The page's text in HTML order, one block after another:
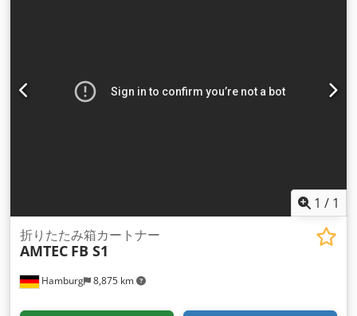
る。 部屋は外圧に対して自動的に過圧に調整され、ドアの圧力
差は15Paである。 換気の自動化により、「リーン」モードが
1 / 1
Hamburg 8,875 km
折りたたみ箱カートナー
AMTEC FB S1